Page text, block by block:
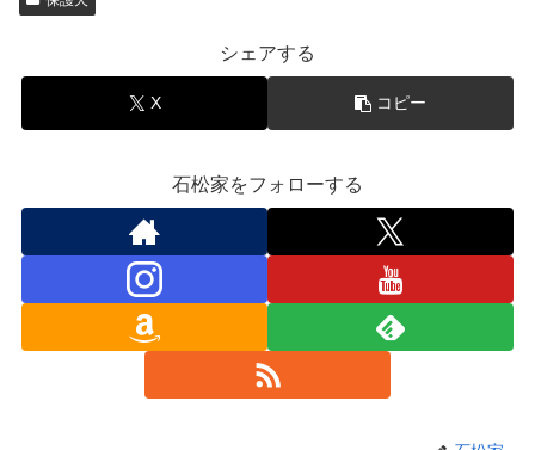
シェアする
X コピー
石松家をフォローする